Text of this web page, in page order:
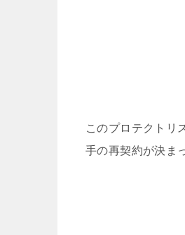
このプロテクトリ
手の再契約が決ま